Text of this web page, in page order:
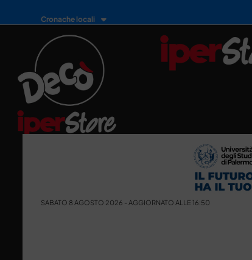
Cronache locali
SABATO 8 AGOSTO 2026 - AGGIORNATO ALLE 16:50